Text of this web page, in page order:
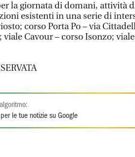
la giornata di domani, attività
esistenti in una serie di
corso Porta Po – via
Cavour – corso Isonzo;
per le tue notizie su Google